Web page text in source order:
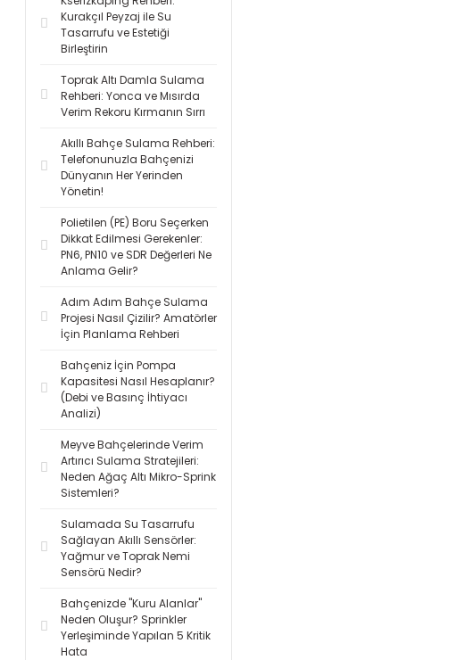
Kurakçıl Peyzaj ile Su
Tasarrufu ve Estetiği
Birleştirin
Toprak Altı Damla Sulama
Rehberi: Yonca ve Mısırda
Verim Rekoru Kırmanın Sırrı
Akıllı Bahçe Sulama Rehberi:
Telefonunuzla Bahçenizi
Dünyanın Her Yerinden
Yönetin!
Polietilen (PE) Boru Seçerken
Dikkat Edilmesi Gerekenler:
PN6, PN10 ve SDR Değerleri Ne
Anlama Gelir?
Adım Adım Bahçe Sulama
Projesi Nasıl Çizilir? Amatörler
İçin Planlama Rehberi
Bahçeniz İçin Pompa
Kapasitesi Nasıl Hesaplanır?
(Debi ve Basınç İhtiyacı
Analizi)
Meyve Bahçelerinde Verim
Artırıcı Sulama Stratejileri:
Neden Ağaç Altı Mikro-Sprink
Sistemleri?
Sulamada Su Tasarrufu
Sağlayan Akıllı Sensörler:
Yağmur ve Toprak Nemi
Sensörü Nedir?
Bahçenizde "Kuru Alanlar"
Neden Oluşur? Sprinkler
Yerleşiminde Yapılan 5 Kritik
Hata